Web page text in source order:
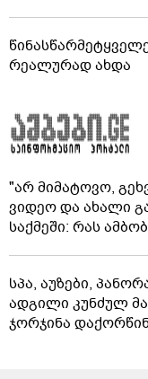
რეალურად ახდა
"არ მიმატოვო,
ვიდეო და ახალი
საქმეში: რას
სპა, აუზები,
ადგილი კუნძულ
ჯორჯინა